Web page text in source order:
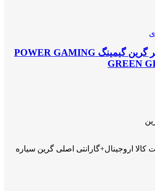
منبع تغذیه کامپیوتر گرین گیمینگ POWER GAMING
GREEN
کالا اروجینال+گارانتی اصلی گرین سیاره